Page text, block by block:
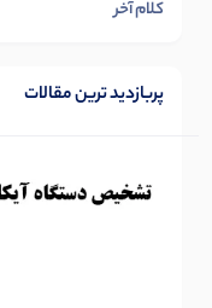
کلام آخر
پربازدید ترین مقالات